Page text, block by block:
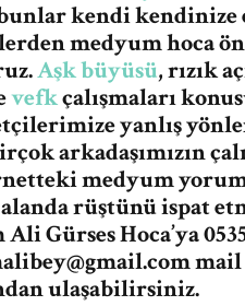
kendi
medyum hoca
Aşk büyüsü, rızık
vefkçalışmaları
yanlış
arkadaşımızın
medyum
rüştünü ispat
Gürses Hoca’ya
mail
ulaşabilirsiniz.